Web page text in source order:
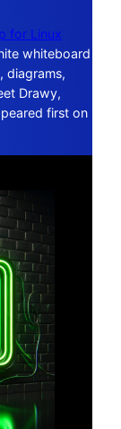
for Linux
whiteboard
diagrams,
Drawy,
first on